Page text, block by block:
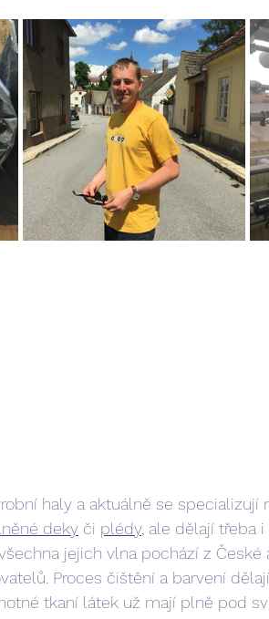
haly a aktuálně se specializují
deky či plédy, ale dělají třeba
jejich vlna pochází z České
Proces čištění a barvení
tkaní látek už mají plně pod